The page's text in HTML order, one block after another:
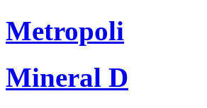
Metropoli
Mineral D